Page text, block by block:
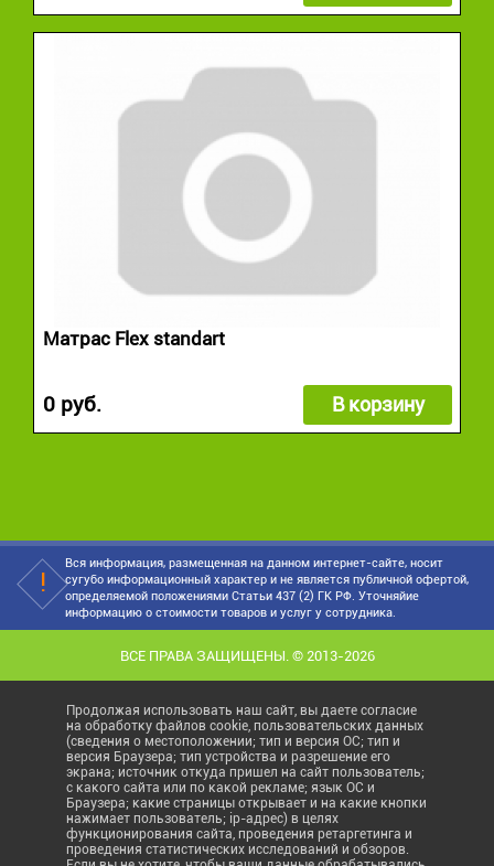
Матрас Flex standart
0 руб. В корзину
Вся информация, размещенная на данном интернет-сайте, носит
сугубо информационный характер и не является публичной офертой,
определяемой положениями Статьи 437 (2) ГК РФ. Уточняйие
информацию о стоимости товаров и услуг у сотрудника.
ВСЕ ПРАВА ЗАЩИЩЕНЫ. © 2013-2026
Продолжая использовать наш сайт, вы даете согласие
на обработку файлов cookie, пользовательских данных
(сведения о местоположении; тип и версия ОС; тип и
версия Браузера; тип устройства и разрешение его
экрана; источник откуда пришел на сайт пользователь;
с какого сайта или по какой рекламе; язык ОС и
Браузера; какие страницы открывает и на какие кнопки
нажимает пользователь; ip-адрес) в целях
функционирования сайта, проведения ретаргетинга и
проведения статистических исследований и обзоров.